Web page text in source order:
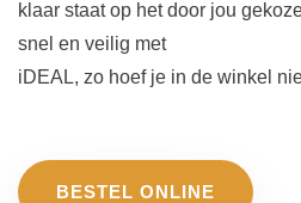
klaar staat op het door jou
snel en veilig met
iDEAL, zo hoef je in de winkel
BESTEL ONLINE